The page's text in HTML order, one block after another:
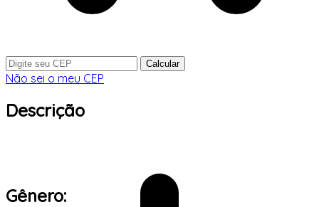
Calcular
Não sei o meu CEP
Descrição
Gênero: